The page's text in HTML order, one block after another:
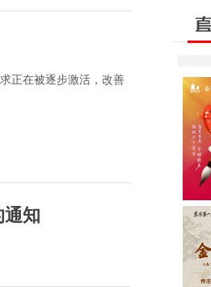
正在被逐步激活，改善
通知